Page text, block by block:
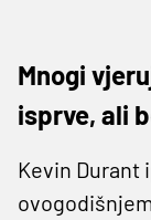
Mnogi
isprve, ali
Kevin Durant